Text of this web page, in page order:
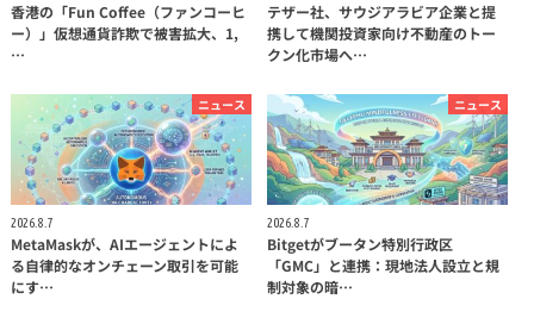
香港の「Fun Coffee（ファンコーヒ
ー）」仮想通貨詐欺で被害拡大、1,
…
テザー社、サウジアラビア企業と提
携して機関投資家向け不動産のトー
クン化市場へ…
ニュース
2026.8.7
MetaMaskが、AIエージェントによ
る自律的なオンチェーン取引を可能
にす…
ニュース
2026.8.7
Bitgetがブータン特別行政区
「GMC」と連携：現地法人設立と規
制対象の暗…